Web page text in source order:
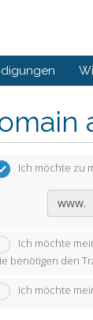
Ich möchte zu
www.
Ich möchte
benötigen den
Ich möchte